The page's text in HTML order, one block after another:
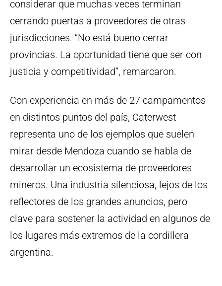
considerar que muchas veces terminan
cerrando puertas a proveedores de otras
jurisdicciones. “No está bueno cerrar
provincias. La oportunidad tiene que ser con
justicia y competitividad”, remarcaron.
Con experiencia en más de 27 campamentos
en distintos puntos del país, Caterwest
representa uno de los ejemplos que suelen
mirar desde Mendoza cuando se habla de
desarrollar un ecosistema de proveedores
mineros. Una industria silenciosa, lejos de los
reflectores de los grandes anuncios, pero
clave para sostener la actividad en algunos de
los lugares más extremos de la cordillera
argentina.